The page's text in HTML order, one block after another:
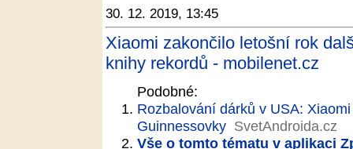
30. 12. 2019, 13:45
Xiaomi zakončilo letošní rok
knihy rekordů - mobilenet.cz
Podobné:
Rozbalování dárků v USA:
Guinnessovky SvetAndroida.cz
Vše o tomto tématu v aplikaci